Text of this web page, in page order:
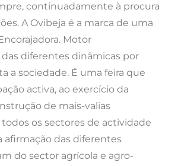
continuadamente à procura
A Ovibeja é a marca de uma
Motor
diferentes dinâmicas por
a sociedade. É uma feira que
activa, ao exercício da
de mais-valias
os sectores de actividade
afirmação das diferentes
do sector agrícola e agro-